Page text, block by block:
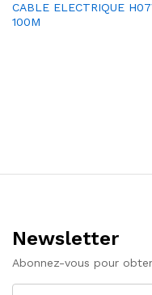
CABLE ELECTRIQUE
100M
Newsletter
Abonnez-vous pour